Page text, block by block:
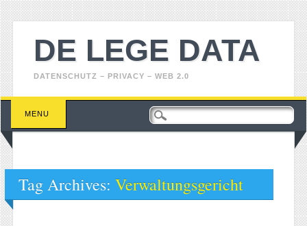
DE LEGE DATA
DATENSCHUTZ – PRIVACY – WEB 2.0
Main menu
Skip
content
MENU
Tag Archives: Verwaltungsgericht